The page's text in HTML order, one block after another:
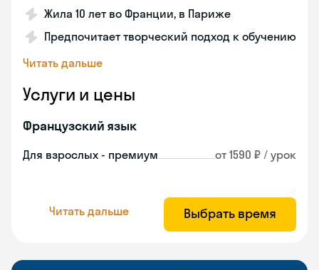
Жила 10 лет во Франции, в Париже
Предпочитает творческий подход к обучению
Читать дальше
Услуги и цены
Французский язык
Для взрослых - премиум от 1590 ₽ / урок
Читать дальше Выбрать время